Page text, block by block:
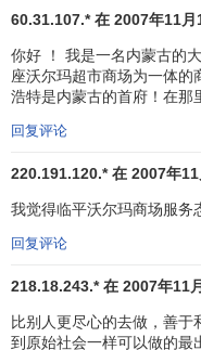
服务看成是自己至高无
着这样的标语：
1．顾客永远是对的
2．顾客如有错误，请
原则的一个生动写照。
沃尔玛经营秘诀在于
客到沃尔玛店寻找一种
油漆部门的经理便亲自
60.31.107.* 在 2007年11
你好 ！ 我是一名内蒙古的
座沃尔玛超市商场为一体的
浩特是内蒙古的首府！在那
回复评论
220.191.120.* 在 2007年
我觉得临平沃尔玛商场服务
回复评论
218.18.243.* 在 2007年11
比别人更尽心的去做，善于
到原始社会一样可以做的最